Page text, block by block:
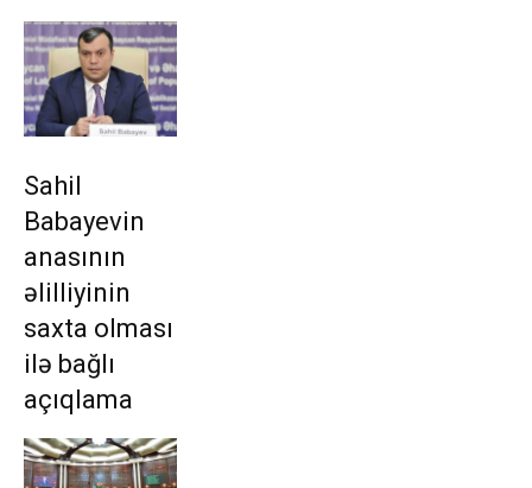
Sahil
Babayevin
anasının
əlilliyinin
saxta olması
ilə bağlı
açıqlama